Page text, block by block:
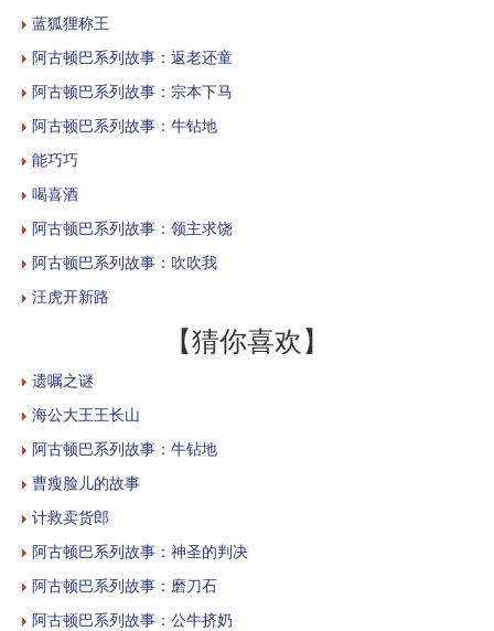
蓝狐狸称王
阿古顿巴系列故事：返老还童
阿古顿巴系列故事：宗本下马
阿古顿巴系列故事：牛钻地
能巧巧
喝喜酒
阿古顿巴系列故事：领主求饶
阿古顿巴系列故事：吹吹我
汪虎开新路
【猜你喜欢】
遗嘱之谜
海公大王王长山
阿古顿巴系列故事：牛钻地
曹瘦脸儿的故事
计救卖货郎
阿古顿巴系列故事：神圣的判决
阿古顿巴系列故事：磨刀石
阿古顿巴系列故事：公牛挤奶